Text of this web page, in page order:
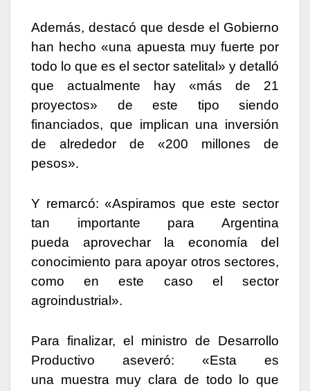
Además, destacó que desde el Gobierno
han hecho «una apuesta muy fuerte por
todo lo que es el sector satelital» y detalló
que actualmente hay «más de 21
proyectos» de este tipo siendo
financiados, que implican una inversión
de alrededor de «200 millones de
pesos».
Y remarcó: «Aspiramos que este sector
tan importante para Argentina
pueda aprovechar la economía del
conocimiento para apoyar otros sectores,
como en este caso el sector
agroindustrial».
Para finalizar, el ministro de Desarrollo
Productivo aseveró: «Esta es
una muestra muy clara de todo lo que